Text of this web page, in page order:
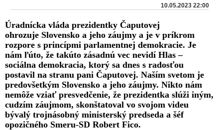
10.05.2023 22:00
Úradnícka vláda prezidentky Čaputovej
ohrozuje Slovensko a jeho záujmy a je v príkrom
rozpore s princípmi parlamentnej demokracie. Je
nám ľúto, že takúto zásadnú vec nevidí Hlas –
sociálna demokracia, ktorý sa dnes s radosťou
postavil na stranu pani Čaputovej. Naším svetom je
predovšetkým Slovensko a jeho záujmy. Nikto nám
nemôže vziať presvedčenie, že prezidentka slúži iným,
cudzím záujmom, skonštatoval vo svojom videu
bývalý trojnásobný ministerský predseda a šéf
opozičného Smeru-SD Robert Fico.